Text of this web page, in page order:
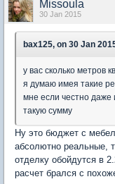
Missoula
30 Jan 2015
bax125, on 30 Jan
у вас сколько метров
я думаю имея такие
мне если честно даже
такую сумму
Ну это бюджет с
абсолютно реальные,
отделку обойдутся в
расчет брался с